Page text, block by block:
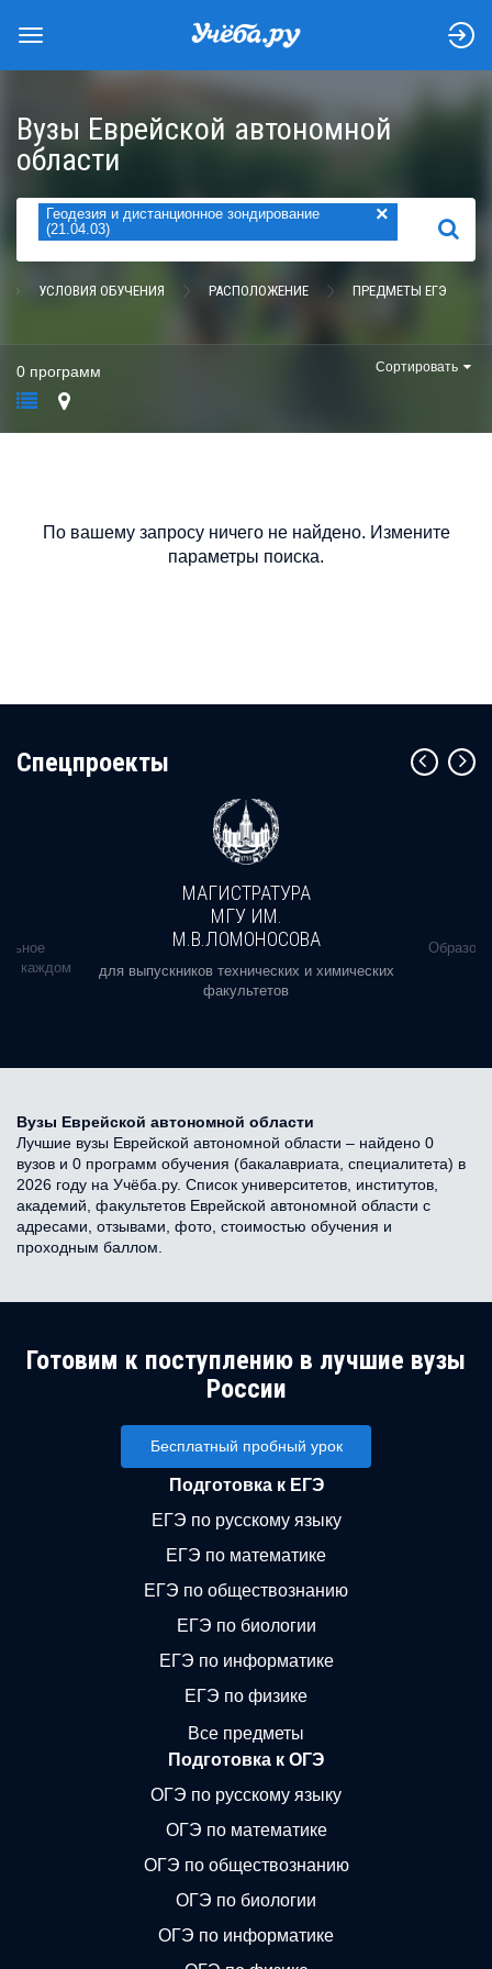
Вузы Еврейской автономной
области
Геодезия и дистанционное зондирование
(21.04.03)
×
НАЙТИ
УСЛОВИЯ ОБУЧЕНИЯ РАСПОЛОЖЕНИЕ ПРЕДМЕТЫ ЕГЭ
0 программ Сортировать
По вашему запросу ничего не найдено. Измените
параметры поиска.
Cпецпроекты
в каждом
МАГИСТРАТУРА
МГУ ИМ.
М.В.ЛОМОНОСОВА
для выпускников технических и химических
факультетов
Вузы Еврейской автономной области
Лучшие вузы Еврейской автономной области – найдено 0
вузов и 0 программ обучения (бакалавриата, специалитета) в
2026 году на Учёба.ру. Список университетов, институтов,
академий, факультетов Еврейской автономной области с
адресами, отзывами, фото, стоимостью обучения и
проходным баллом.
Готовим к поступлению в лучшие вузы
России
Бесплатный пробный урок
Подготовка к ЕГЭ
ЕГЭ по русскому языку
ЕГЭ по математике
ЕГЭ по обществознанию
ЕГЭ по биологии
ЕГЭ по информатике
ЕГЭ по физике
Все предметы
Подготовка к ОГЭ
ОГЭ по русскому языку
ОГЭ по математике
ОГЭ по обществознанию
ОГЭ по биологии
ОГЭ по информатике